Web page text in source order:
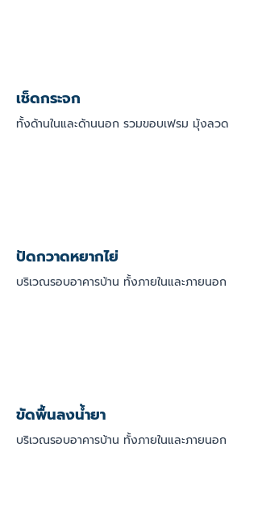
เช็ดกระจก
ทั้งด้านในและด้านนอก รวมขอบเฟรม มุ้งลวด
ปัดกวาดหยากไย่
บริเวณรอบอาคารบ้าน ทั้งภายในและภายนอก
ขัดพื้นลงน้ำยา
บริเวณรอบอาคารบ้าน ทั้งภายในและภายนอก